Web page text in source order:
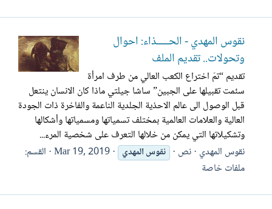
نقوس المهدي - الحـــــذاء: أحوال
وتحولات.. تقديم الملف
تقديم “تمّ اختراع الكعب العالي من طرف امرأة
سئمت تقبيلها على الجبين” ساشا جيلتي ماذا كان الانسان ينتعل
قبل الوصول الى عالم الاحذية الجلدية الناعمة والفاخرة ذات الجودة
العالية والعلامات العالمية بمختلف تسمياتها ومسمياتها وأشكالها
وتشكيلاتها التي يمكن من خلالها التعرف على شخصية المرء...
نقوس المهدي نص نقوسالمهدي Mar 19, 2019 القسم:
ملفات خاصة